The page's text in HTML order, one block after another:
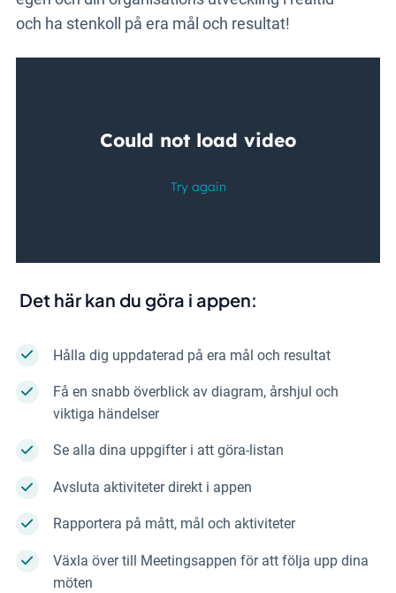
och ha stenkoll på era mål och resultat!
Det här kan du göra i appen:
Hålla dig uppdaterad på era mål och resultat
Få en snabb överblick av diagram, årshjul och
viktiga händelser
Se alla dina uppgifter i att göra-listan
Avsluta aktiviteter direkt i appen
Rapportera på mått, mål och aktiviteter
Växla över till Meetingsappen för att följa upp dina
möten